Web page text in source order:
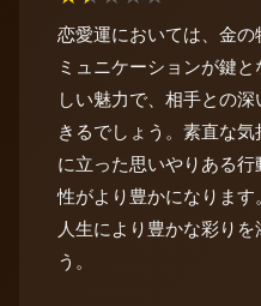
恋愛運においては、金
ミュニケーションが鍵
しい魅力で、相手との
きるでしょう。素直な
に立った思いやりある
性がより豊かになりま
人生により豊かな彩り
う。